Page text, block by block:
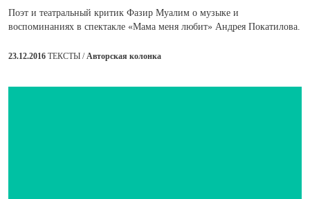
Поэт и театральный критик Фазир Муалим о музыке и
воспоминаниях в спектакле «Мама меня любит» Андрея Покатилова.
23.12.2016 ТЕКСТЫ /Авторская колонка